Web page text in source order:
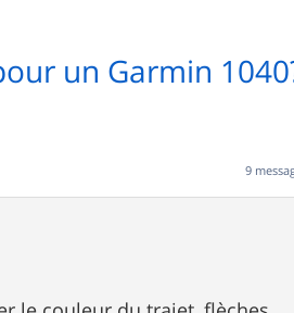
un Garmin
9